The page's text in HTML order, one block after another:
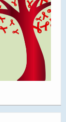
MIASTA